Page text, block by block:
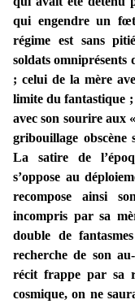
qui engendre un
régime est sans
soldats omniprésents
; celui de la mère
limite du fantastique ;
avec son sourire aux
gribouillage
La satire de
s’oppose au
recompose ainsi
incompris par sa
double de
recherche de son
récit frappe par sa
cosmique, on ne